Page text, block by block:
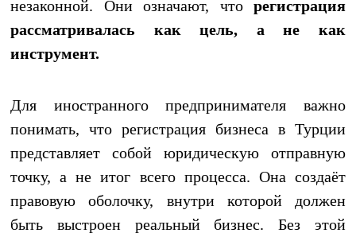
незаконной. Они означают, что регистрация
рассматривалась как цель, а не как
инструмент.
Для иностранного предпринимателя важно
понимать, что регистрация бизнеса в Турции
представляет собой юридическую отправную
точку, а не итог всего процесса. Она создаёт
правовую оболочку, внутри которой должен
быть выстроен реальный бизнес. Без этой